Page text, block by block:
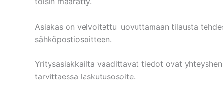
Asiakas on velvoitettu luovuttamaan tilausta
sähköpostiosoitteen.
Yritysasiakkailta vaadittavat tiedot ovat
tarvittaessa laskutusosoite.